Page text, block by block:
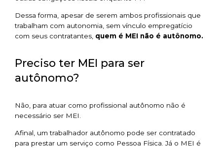
Dessa forma, apesar de serem ambos profissionais que
trabalham com autonomia, sem vínculo empregatício
com seus contratantes, quem é MEI não é autônomo.
Preciso ter MEI para ser
autônomo?
Não, para atuar como profissional autônomo não é
necessário ser MEI.
Afinal, um trabalhador autônomo pode ser contratado
para prestar um serviço como Pessoa Física. Já o MEI é